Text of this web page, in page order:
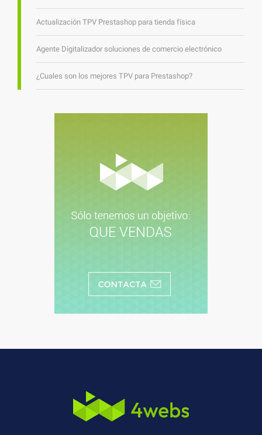
Actualización TPV Prestashop para tienda física
Agente Digitalizador soluciones de comercio electrónico
¿Cuales son los mejores TPV para Prestashop?